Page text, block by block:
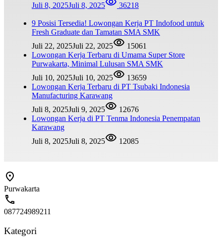
Juli 8, 2025Juli 8, 2025 36218
9 Posisi Tersedia! Lowongan Kerja PT Indofood untuk
Fresh Graduate dan Tamatan SMA SMK
Juli 22, 2025Juli 22, 2025
15061
Lowongan Kerja Terbaru di Umama Super Store
Purwakarta, Minimal Lulusan SMA SMK
Juli 10, 2025Juli 10, 2025
13659
Lowongan Kerja Terbaru di PT Tsubaki Indonesia
Manufacturing Karawang
Juli 8, 2025Juli 9, 2025
12676
Lowongan Kerja di PT Tenma Indonesia Penempatan
Karawang
Juli 8, 2025Juli 8, 2025 12085
Purwakarta
087724989211
Kategori